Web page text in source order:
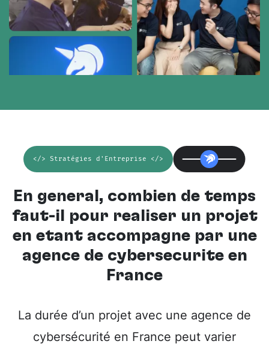
</> Stratégies d'Entreprise </>
En général, combien de temps
faut-il pour réaliser un projet
en étant accompagné par une
agence de cybersécurité en
France
La durée d’un projet avec une agence de
cybersécurité en France peut varier